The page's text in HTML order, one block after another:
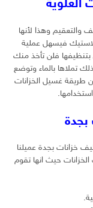
والتعقيم وهذا لأنها
فيسهل عملية
فلن تأخذ منك
تملاها بالماء وتوضع
طريقة غسيل الخزانات
بجدة
خزانات بجدة عميلنا
حيث انها تقوم